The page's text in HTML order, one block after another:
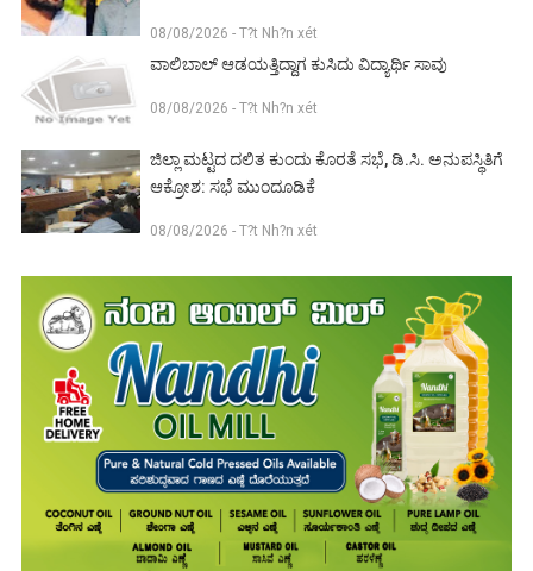
08/08/2026 - T?t Nh?n xét
ವಾಲಿಬಾಲ್ ಆಡಯತ್ತಿದ್ದಾಗ ಕುಸಿದು ವಿದ್ಯಾರ್ಥಿ ಸಾವು
08/08/2026 - T?t Nh?n xét
ಜಿಲ್ಲಾ ಮಟ್ಟದ ದಲಿತ ಕುಂದು ಕೊರತೆ ಸಭೆ, ಡಿ.ಸಿ. ಅನುಪಸ್ಥಿತಿಗೆ
ಆಕ್ರೋಶ: ಸಭೆ ಮುಂದೂಡಿಕೆ
08/08/2026 - T?t Nh?n xét